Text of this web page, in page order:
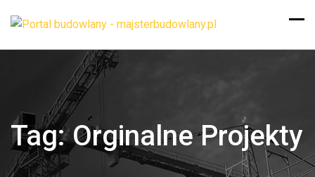
Tag:Orginalne Projekty